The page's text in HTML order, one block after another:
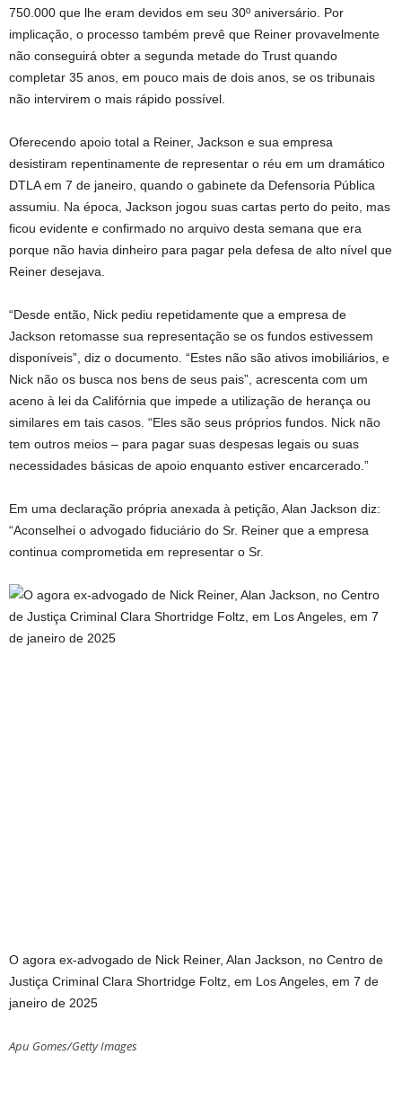
750.000 que lhe eram devidos em seu 30º aniversário. Por
implicação, o processo também prevê que Reiner provavelmente
não conseguirá obter a segunda metade do Trust quando
completar 35 anos, em pouco mais de dois anos, se os tribunais
não intervirem o mais rápido possível.
Oferecendo apoio total a Reiner, Jackson e sua empresa
desistiram repentinamente de representar o réu em um dramático
DTLA em 7 de janeiro, quando o gabinete da Defensoria Pública
assumiu. Na época, Jackson jogou suas cartas perto do peito, mas
ficou evidente e confirmado no arquivo desta semana que era
porque não havia dinheiro para pagar pela defesa de alto nível que
Reiner desejava.
“Desde então, Nick pediu repetidamente que a empresa de
Jackson retomasse sua representação se os fundos estivessem
disponíveis”, diz o documento. “Estes não são ativos imobiliários, e
Nick não os busca nos bens de seus pais”, acrescenta com um
aceno à lei da Califórnia que impede a utilização de herança ou
similares em tais casos. “Eles são seus próprios fundos. Nick não
tem outros meios – para pagar suas despesas legais ou suas
necessidades básicas de apoio enquanto estiver encarcerado.”
Em uma declaração própria anexada à petição, Alan Jackson diz:
“Aconselhei o advogado fiduciário do Sr. Reiner que a empresa
continua comprometida em representar o Sr.
O agora ex-advogado de Nick Reiner, Alan Jackson, no Centro de
Justiça Criminal Clara Shortridge Foltz, em Los Angeles, em 7 de
janeiro de 2025
Apu Gomes/Getty Images